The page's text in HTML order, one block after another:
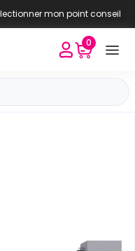
mon point conseil
0